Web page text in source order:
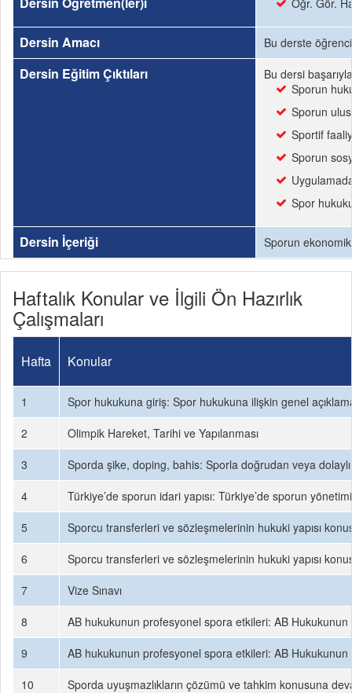
Öğr. Gör.
Dersin Amacı Bu derste
Dersin Eğitim Çıktıları
Bu dersi
Sporun
Sporun
Sportif
Sporun
Spor
Dersin İçeriği Sporun
Haftalık Konular ve İlgili Ön Hazırlık
Çalışmaları
Hafta Konular
1
Spor hukukuna giriş: Spor hukukuna ilişkin genel
2
Olimpik Hareket, Tarihi ve Yapılanması
3
Sporda şike, doping, bahis: Sporla doğrudan veya
4
Türkiye’de sporun idari yapısı: Türkiye’de sporun
5
Sporcu transferleri ve sözleşmelerinin hukuki yapısı
6
Sporcu transferleri ve sözleşmelerinin hukuki yapısı
7
Vize Sınavı
8
AB hukukunun profesyonel spora etkileri: AB Hukukunun
9
AB hukukunun profesyonel spora etkileri: AB Hukukunun
10
Sporda uyuşmazlıkların çözümü ve tahkim konusuna